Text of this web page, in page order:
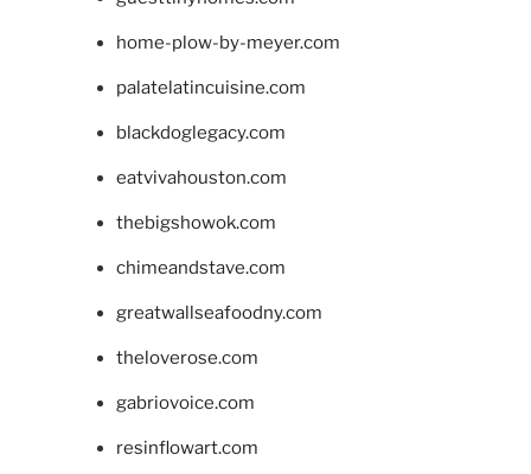
home-plow-by-meyer.com
palatelatincuisine.com
blackdoglegacy.com
eatvivahouston.com
thebigshowok.com
chimeandstave.com
greatwallseafoodny.com
theloverose.com
gabriovoice.com
resinflowart.com